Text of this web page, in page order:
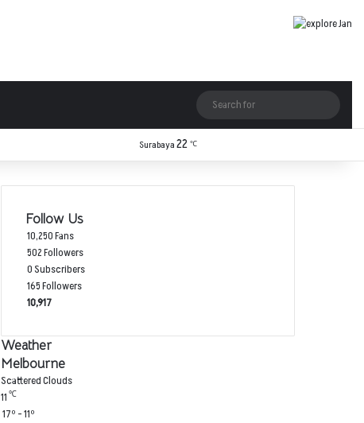
Switch skin
for
Surabaya22 ℃
Follow Us
10,250Fans
502Followers
0Subscribers
165Followers
10,917
Weather
Melbourne
Scattered Clouds
11 ℃
17º - 11º